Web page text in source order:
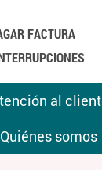
al
Quiénes somos
FACTURA